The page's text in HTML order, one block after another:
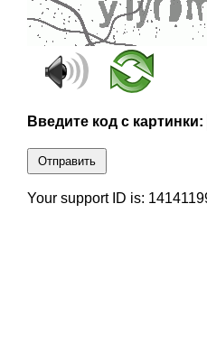
Введите код с картинки:
Отправить
Your support ID is: